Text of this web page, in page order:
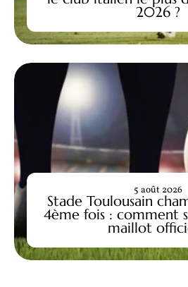
2026 ?
Stade Toulousain
4ème fois : comment
maillot
5 août 2026